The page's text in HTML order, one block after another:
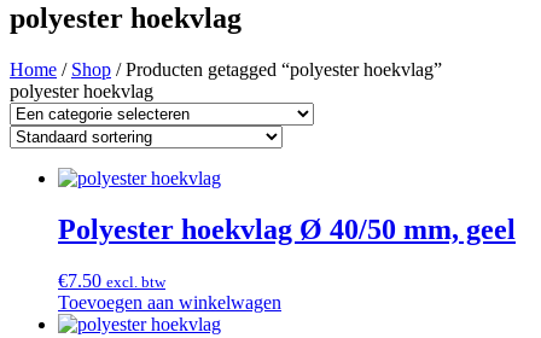
polyester hoekvlag
Home / Shop / Producten getagged “polyester hoekvlag”
polyester hoekvlag
Polyester hoekvlag Ø 40/50 mm, geel
€7.50 excl. btw
Toevoegen aan winkelwagen